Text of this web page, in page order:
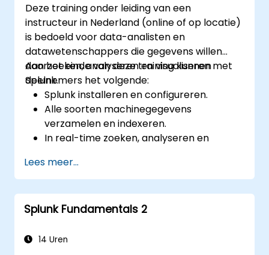
Deze training onder leiding van een
instructeur in Nederland (online of op locatie)
is bedoeld voor data-analisten en
datawetenschappers die gegevens willen
doorzoeken, analyseren en visualiseren met
Splunk.
Aan het einde van deze training kunnen
deelnemers het volgende:
Splunk installeren en configureren.
Alle soorten machinegegevens
verzamelen en indexeren.
In real-time zoeken, analyseren en
uitvoeren.
Complexe dashboards en rapporten
maken en delen.
Lees meer...
Splunk Fundamentals 2
14 Uren